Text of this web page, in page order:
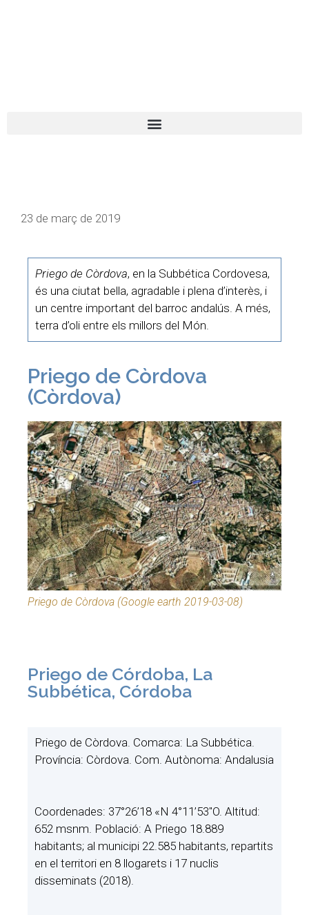
23 de març de 2019
Priego de Còrdova, en la Subbética Cordovesa,
és una ciutat bella, agradable i plena d’interès, i
un centre important del barroc andalús. A més,
terra d’oli entre els millors del Món.
Priego de Còrdova
(Còrdova)
Priego de Còrdova (Google earth 2019-03-08)
Priego de Córdoba, La
Subbética, Córdoba
Priego de Còrdova. Comarca: La Subbética.
Província: Còrdova. Com. Autònoma: Andalusia
Coordenades: 37°26’18 «N 4°11’53″O. Altitud:
652 msnm. Població: A Priego 18.889
habitants; al municipi 22.585 habitants, repartits
en el territori en 8 llogarets i 17 nuclis
disseminats (2018).